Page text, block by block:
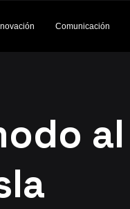
Comunicación
al